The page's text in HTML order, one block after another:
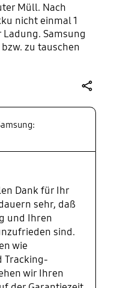
Müll. Nach
nicht einmal 1
Samsung
zu tauschen
Ring gekauft
Die
Garmin und Co
Dank für Ihr
sehr, daß
und Ihren
sind.
wie
Tracking-
wir Ihren